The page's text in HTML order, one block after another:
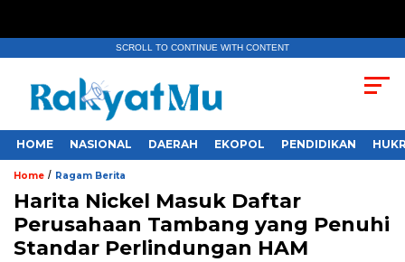
SCROLL TO CONTINUE WITH CONTENT
HOME NASIONAL DAERAH EKOPOL PENDIDIKAN
Home / Ragam Berita
Harita Nickel Masuk Daftar
Perusahaan Tambang yang Penuhi
Standar Perlindungan HAM